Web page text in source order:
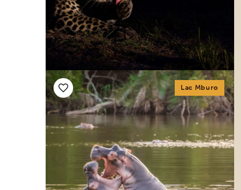
Lac Mburo